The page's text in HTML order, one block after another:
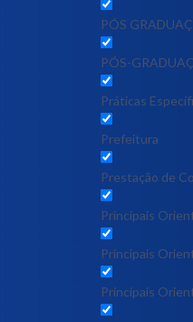
PÓS
PÓS-
Práticas
Prefeitura
Prestação de
Principais
Principais
Principais